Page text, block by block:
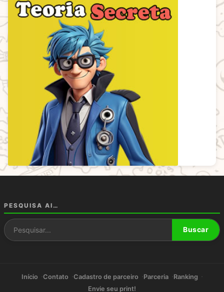
PESQUISA AI…
Pesquisar por:
Buscar
Início Contato Cadastro de parceiro Parceria
Ranking
Envie seu print!